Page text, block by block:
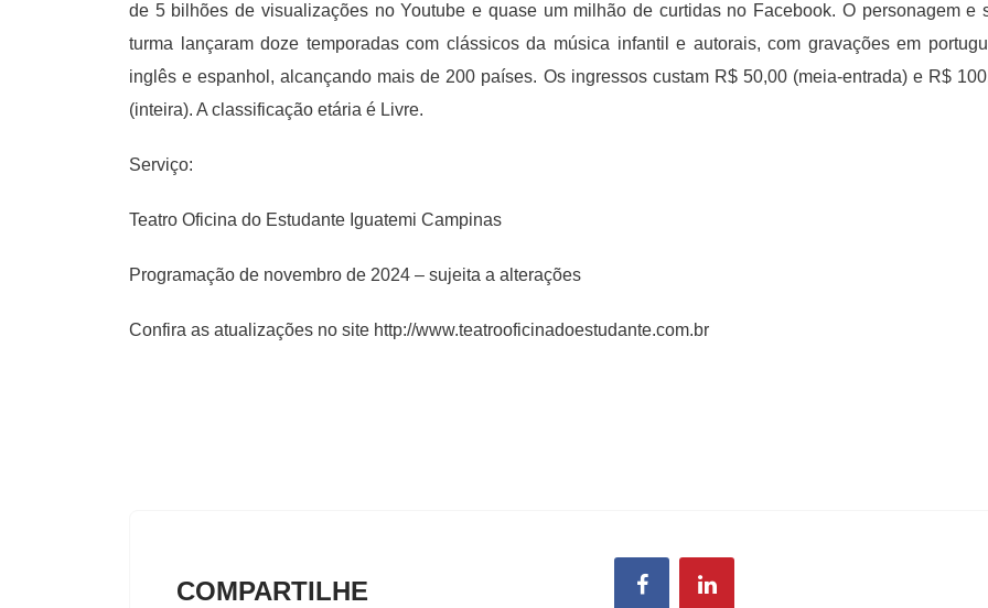
de 5 bilhões de visualizações no Youtube e quase um milhão de curtidas no Facebook. O personagem e
turma lançaram doze temporadas com clássicos da música infantil e autorais, com gravações em
inglês e espanhol, alcançando mais de 200 países. Os ingressos custam R$ 50,00 (meia-entrada) e R$
(inteira). A classificação etária é Livre.
Serviço:
Teatro Oficina do Estudante Iguatemi Campinas
Programação de novembro de 2024 – sujeita a alterações
Confira as atualizações no site http://www.teatrooficinadoestudante.com.br
COMPARTILHE